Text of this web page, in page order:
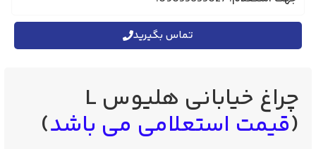
تماس بگیرید
چراغ خیابانی هلیوس L
(قیمت استعلامی می باشد)